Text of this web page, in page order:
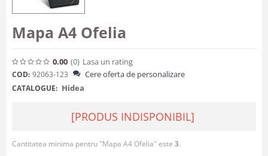
Mapa A4 Ofelia
0.00 (0) Lasa un rating
COD: 92063-123 Cere oferta de personalizare
CATALOGUE: Hidea
[PRODUS INDISPONIBIL]
Cantitatea minima pentru "Mapa A4 Ofelia" este 3.